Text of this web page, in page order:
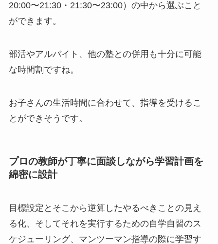
20:00〜21:30・21:30〜23:00）の中から選ぶこと
ができます。
部活やアルバイト、他の塾との併用も十分に可能
な時間割ですね。
お子さんの生活時間に合わせて、指導を受けるこ
とができそうです。
プロの教師が丁寧に面談しながら学習計画を
綿密に設計
目標設定とそこから逆算したやるべきことの見え
る化、そしてそれを実行するための自学自習のス
ケジューリング、マンツーマン指導の際に学習す